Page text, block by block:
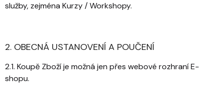
služby, zejména Kurzy / Workshopy.
2. OBECNÁ USTANOVENÍ A POUČENÍ
2.1. Koupě Zboží je možná jen přes webové rozhraní E-
shopu.